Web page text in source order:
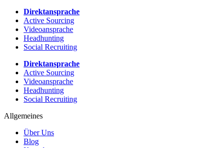
Direktansprache
Active Sourcing
Videoansprache
Headhunting
Social Recruiting
Direktansprache
Active Sourcing
Videoansprache
Headhunting
Social Recruiting
Allgemeines
Über Uns
Blog